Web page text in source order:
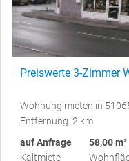
Preiswerte 3-Zimmer
Wohnung mieten in
Entfernung: 2 km
auf Anfrage
Kaltmiete
58,00 m²